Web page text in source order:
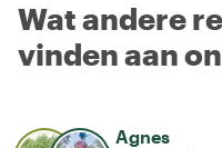
Wat andere
vinden aan
Agnes